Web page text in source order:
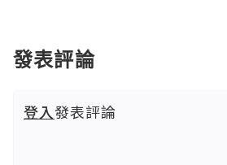
發表評論
登入發表評論